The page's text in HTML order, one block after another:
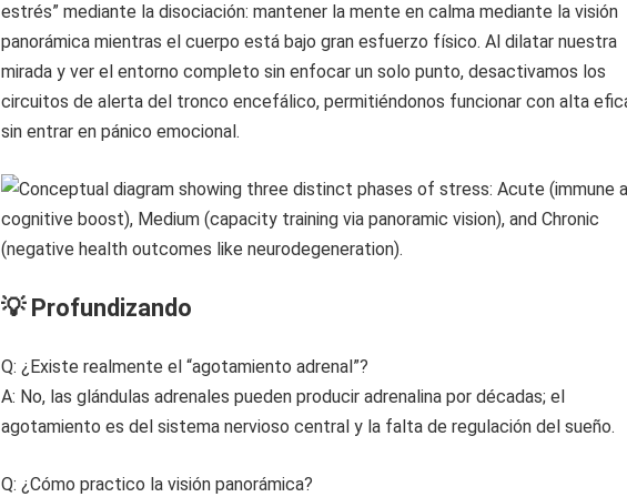
estrés” mediante la disociación: mantener la mente en calma mediante la visión
panorámica mientras el cuerpo está bajo gran esfuerzo físico. Al dilatar nuestra
mirada y ver el entorno completo sin enfocar un solo punto, desactivamos los
circuitos de alerta del tronco encefálico, permitiéndonos funcionar con alta
sin entrar en pánico emocional.
💡 Profundizando
Q: ¿Existe realmente el “agotamiento adrenal”?
A: No, las glándulas adrenales pueden producir adrenalina por décadas; el
agotamiento es del sistema nervioso central y la falta de regulación del sueño.
Q: ¿Cómo practico la visión panorámica?